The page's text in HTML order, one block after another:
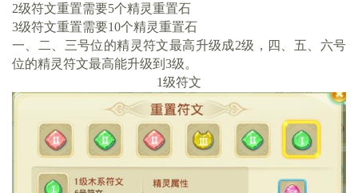
2级符文重置需要5个精灵重置石
3级符文重置需要10个精灵重置石
一、二、三号位的精灵符文最高升级成2级，四、五、六号
位的精灵符文最高能升级到3级。
1级符文